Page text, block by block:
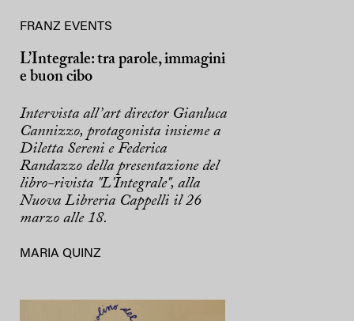
FRANZ EVENTS
L’Integrale: tra parole, immagini
e buon cibo
Intervista all’art director Gianluca
Cannizzo, protagonista insieme a
Diletta Sereni e Federica
Randazzo della presentazione del
libro-rivista "L'Integrale", alla
Nuova Libreria Cappelli il 26
marzo alle 18.
MARIA QUINZ